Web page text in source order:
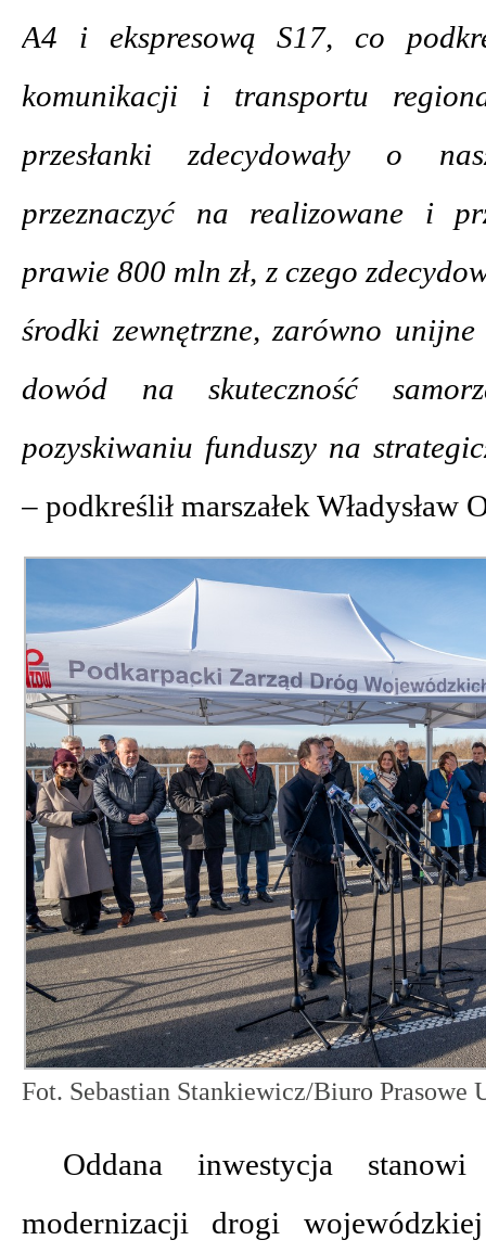
A4 i ekspresową S17, co
komunikacji i transportu
przesłanki zdecydowały o
przeznaczyć na realizowane i
prawie 800 mln zł, z czego
środki zewnętrzne, zarówno
dowód na skuteczność
pozyskiwaniu funduszy na
– podkreślił marszałek Władysław
Fot. Sebastian Stankiewicz/Biuro Prasowe
Oddana inwestycja
modernizacji drogi